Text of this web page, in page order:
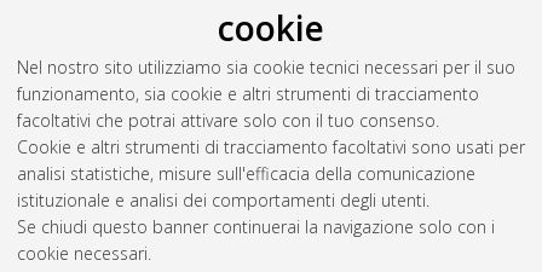
cookie
Nel nostro sito utilizziamo sia cookie tecnici necessari per il suo
funzionamento, sia cookie e altri strumenti di tracciamento
facoltativi che potrai attivare solo con il tuo consenso.
Cookie e altri strumenti di tracciamento facoltativi sono usati per
analisi statistiche, misure sull'efficacia della comunicazione
istituzionale e analisi dei comportamenti degli utenti.
Se chiudi questo banner continuerai la navigazione solo con i
cookie necessari.
Seleziona un valore dall'elenco sottostante.
2021(1)
Atom
Rss 1.0
Rss 2.0